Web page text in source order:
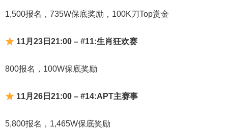
1,500报名，735W保底奖励，100K刀Top赏金
11月23日21:00 – #11:生肖狂欢赛
800报名，100W保底奖励
11月26日21:00 – #14:APT主赛事
5,800报名，1,465W保底奖励